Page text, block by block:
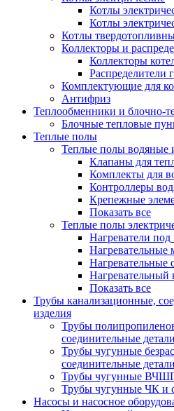
Котлы
Котлы
Котлы
Коллекторы и
Коллекторы
Распределители
Комплектующие для
Антифриз
Теплообменники и блочно-
Блочные тепловые
Теплые полы
Теплые полы водяные
Клапаны для
Комплекты для
Контроллеры
Крепежные
Показать все
Теплые полы
Нагреватели под
Нагревательные
Нагревательные
Нагревательный
Показать все
Трубы канализационные,
изделия
Трубы
соединительные детали
Трубы чугунные
соединительные детали
Трубы чугунные ВЧШГ
Трубы чугунные ЧК и
Насосы и насосное